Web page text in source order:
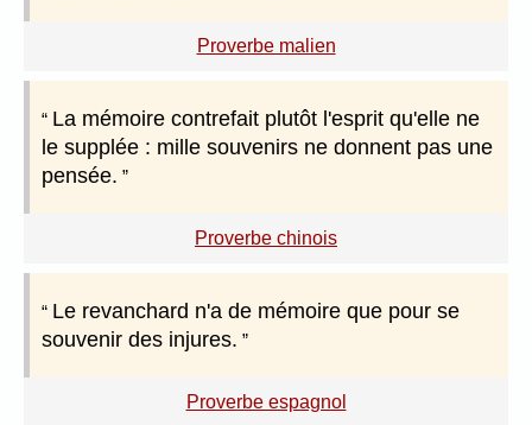
Proverbe malien
La mémoire contrefait plutôt l'esprit qu'elle ne
le supplée : mille souvenirs ne donnent pas une
pensée.
Proverbe chinois
Le revanchard n'a de mémoire que pour se
souvenir des injures.
Proverbe espagnol